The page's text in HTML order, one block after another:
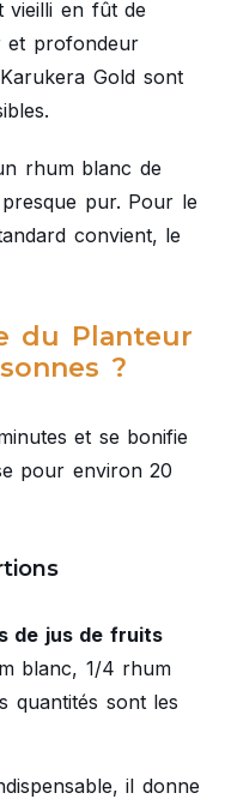
vieilli en fût de
et profondeur
Gold sont
rhum blanc de
pur. Pour le
convient, le
du Planteur
?
et se bonifie
pour environ 20
de jus de fruits
blanc, 1/4 rhum
quantités sont les
il donne